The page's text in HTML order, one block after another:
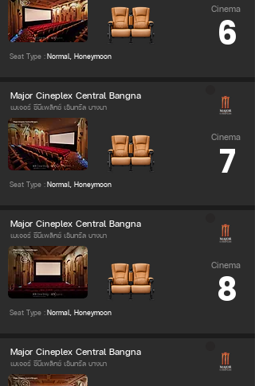
Cinema
6
Seat Type :Normal, Honeymoon
Major Cineplex Central Bangna
เมเจอร์ ซีนีเพล็กซ์ เซ็นทรัล บางนา
Cinema
7
Seat Type :Normal, Honeymoon
Major Cineplex Central Bangna
เมเจอร์ ซีนีเพล็กซ์ เซ็นทรัล บางนา
Cinema
8
Seat Type :Normal, Honeymoon
Major Cineplex Central Bangna
เมเจอร์ ซีนีเพล็กซ์ เซ็นทรัล บางนา